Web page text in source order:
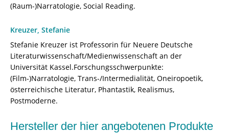
(Raum-)Narratologie, Social Reading.
Kreuzer, Stefanie
Stefanie Kreuzer ist Professorin für Neuere Deutsche
Literaturwissenschaft/Medienwissenschaft an der
Universität Kassel.Forschungsschwerpunkte:
(Film-)Narratologie, Trans-/Intermedialität, Oneiropoetik,
österreichische Literatur, Phantastik, Realismus,
Postmoderne.
Hersteller der hier angebotenen Produkte